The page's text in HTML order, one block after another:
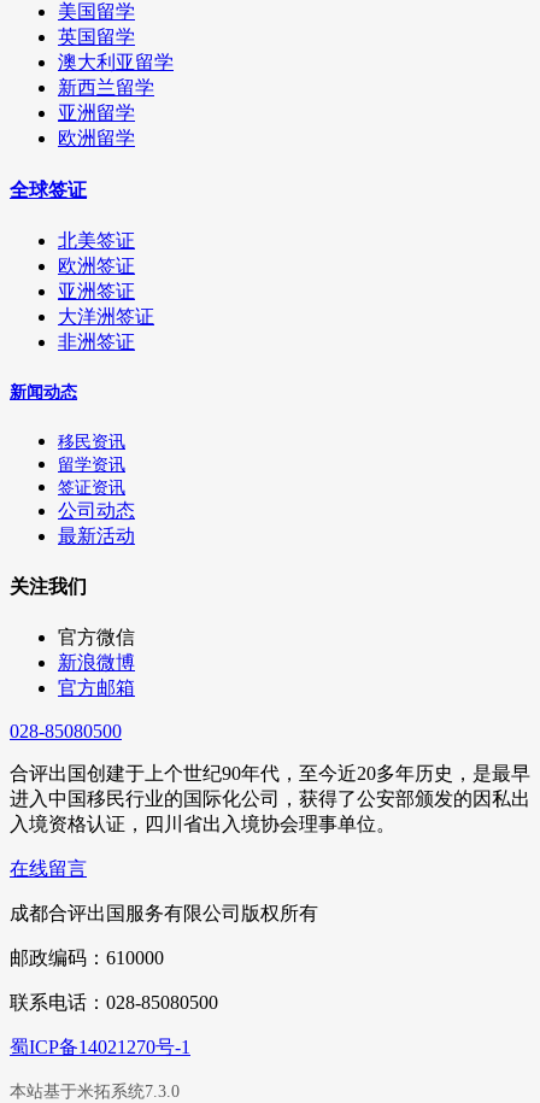
美国留学
英国留学
澳大利亚留学
新西兰留学
亚洲留学
欧洲留学
全球签证
北美签证
欧洲签证
亚洲签证
大洋洲签证
非洲签证
新闻动态
移民资讯
留学资讯
签证资讯
公司动态
最新活动
关注我们
官方微信
新浪微博
官方邮箱
028-85080500
合评出国创建于上个世纪90年代，至今近20多年历史，是最早
进入中国移民行业的国际化公司，获得了公安部颁发的因私出
入境资格认证，四川省出入境协会理事单位。
在线留言
成都合评出国服务有限公司版权所有
邮政编码：610000
联系电话：028-85080500
蜀ICP备14021270号-1
本站基于米拓系统7.3.0